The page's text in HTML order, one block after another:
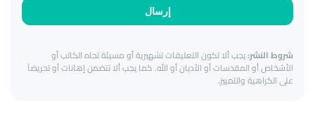
إرسال
شروط النشر:يجب ألا تكون التعليقات تشهيرية أو مسيئة تجاه الكاتب أو
الأشخاص أو المقدسات أو الأديان أو الله. كما يجب ألا تتضمن إهانات أو تحريضاً
على الكراهية والتمييز.